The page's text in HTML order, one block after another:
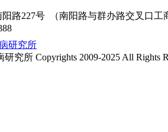
路227号 （南阳路与群办路交叉口工
研究所
究所 Copyrights 2009-2025 All Rights